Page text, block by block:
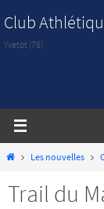
vers
le
Club
Yvetot (76)
HomeLes nouvelles
Trail du